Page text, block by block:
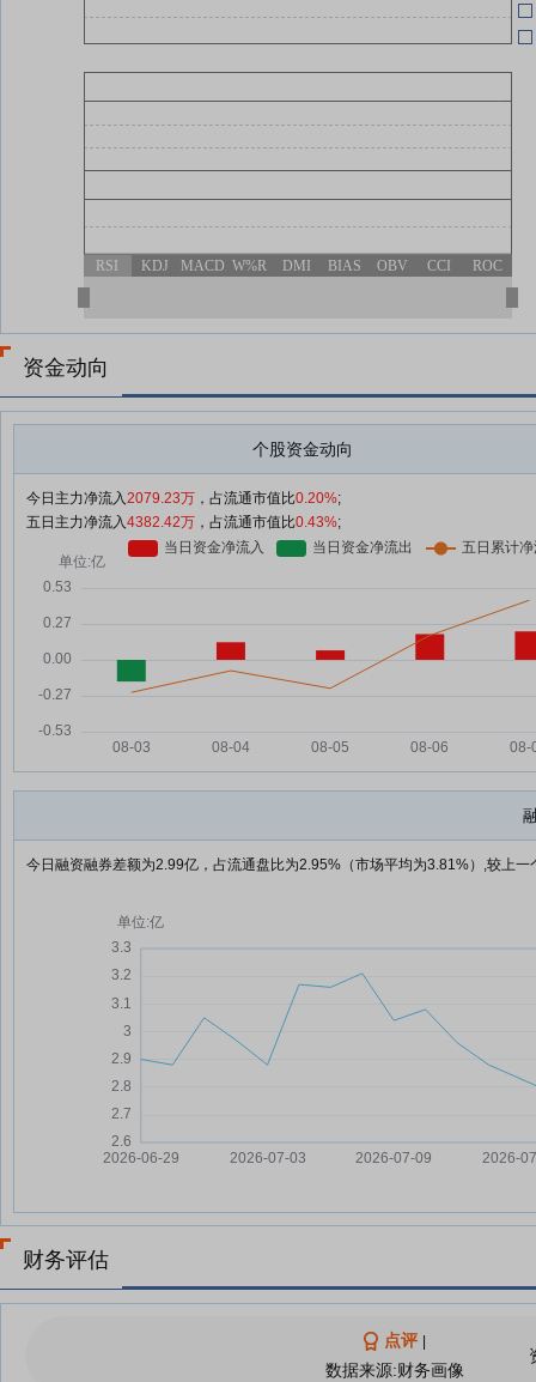
04-25
RSI KDJ MACD W%R DMI BIAS OBV CCI ROC
资金动向
个股资金动向
今日主力净流入2079.23万 ，占流通市值比0.20%;
五日主力净流入4382.42万 ，占流通市值比0.43%;
今日融资融券差额为2.99亿，占流通盘比为2.95%（市场平均为3.81%）,较上一
财务评估
点评
数据来源:财务画像